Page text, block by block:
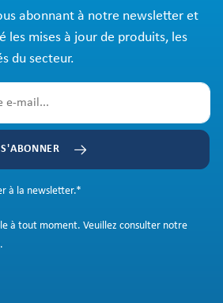
abonnant à notre newsletter et
les mises à jour de produits, les
du secteur.
S'ABONNER
à la newsletter.*
à tout moment. Veuillez consulter notre
.